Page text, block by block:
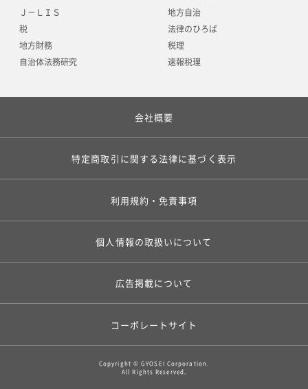
Ｊ－ＬＩＳ
税
地方財務
自治体法務研究
地方自治
法律のひろば
税理
速報税理
会社概要
特定商取引に関する法律に基づく表示
利用規約・免責事項
個人情報の取扱いについて
広告掲載について
コーポレートサイト
Copyright © GYOSEI Corporation.
All Rights Reserved.